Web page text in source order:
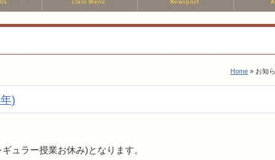
Home » お知
)
ュラー授業お休み)となります。